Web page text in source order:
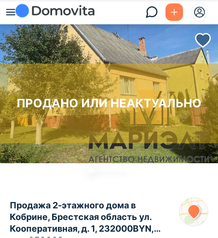
ПРОДАНО ИЛИ НЕАКТУАЛЬНО
Продажа 2-этажного дома в
Кобрине, Брестская область ул.
Кооперативная, д. 1, 232000BYN,